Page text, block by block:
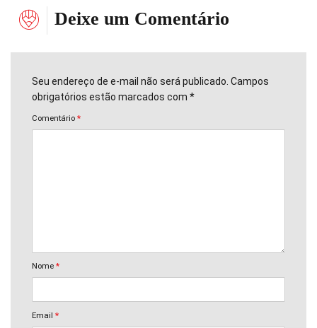
Deixe um Comentário
Seu endereço de e-mail não será publicado. Campos
obrigatórios estão marcados com *
Comentário *
Nome *
Email *